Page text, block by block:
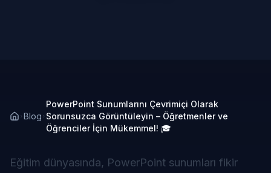
Blog
PowerPoint Sunumlarını Çevrimiçi Olarak
Sorunsuzca Görüntüleyin – Öğretmenler ve
Öğrenciler İçin Mükemmel! 🎓
Eğitim dünyasında, PowerPoint sunumları fikir